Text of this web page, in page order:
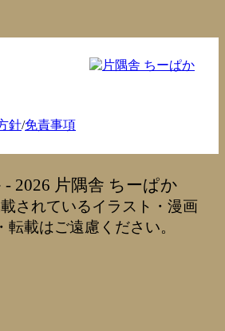
針/免責事項
2026 片隅舎 ちーぱか
されているイラスト・漫画
転載はご遠慮ください。